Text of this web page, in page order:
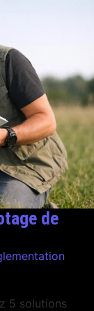
de
5 solutions